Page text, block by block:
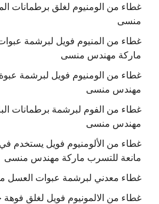
غطاء من الومنيوم لغلق برطمانات
منسى
غطاء من المنيوم فويل لبرشمة
ماركة مهندس منسى
غطاء من الومنيوم فويل لبرشمة
مهندس منسى
غطاء من الفوم لبرشمة برطمانات
مهندس منسى
غطاء من الألومنيوم فويل يستخدم في
مانعة للتسرب ماركة مهندس منسى
غطاء معدني لبرشمة عبوات العسل
غطاء من الالمونيوم فويل لغلق فوهة